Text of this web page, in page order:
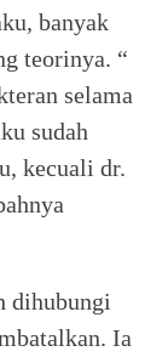
banyak
teorinya. “
selama
sudah
kecuali dr.
dihubungi
Ia